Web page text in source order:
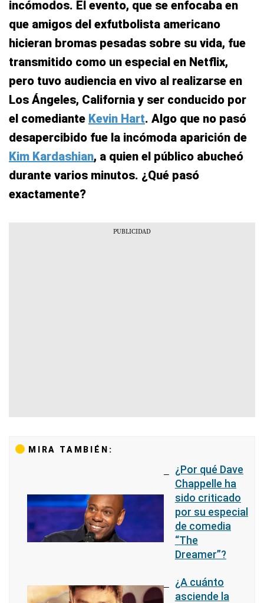
incómodos. El evento, que se enfocaba en
que amigos del exfutbolista americano
hicieran bromas pesadas sobre su vida, fue
transmitido como un especial en Netflix,
pero tuvo audiencia en vivo al realizarse en
Los Ángeles, California y ser conducido por
el comediante Kevin Hart. Algo que no pasó
desapercibido fue la incómoda aparición de
Kim Kardashian, a quien el público abucheó
durante varios minutos. ¿Qué pasó
exactamente?
MIRA TAMBIÉN:
¿Por qué Dave
Chappelle ha
sido criticado
por su especial
de comedia
“The
Dreamer”?
¿A cuánto
asciende la